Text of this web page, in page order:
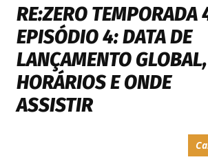
RE:ZERO TEMPORADA
EPISÓDIO 4: DATA DE
LANÇAMENTO GLOBAL,
HORÁRIOS E ONDE
ASSISTIR